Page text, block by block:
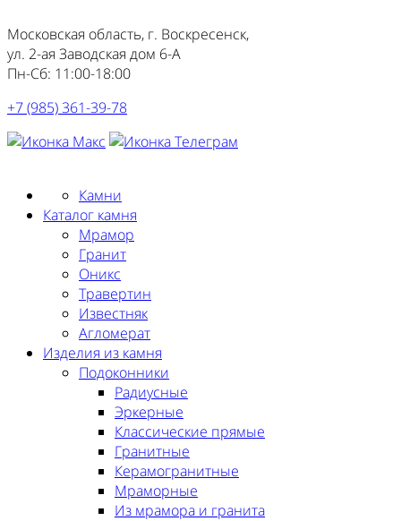
Московская область, г. Воскресенск,
ул. 2-ая Заводская дом 6-А
Пн-Сб: 11:00-18:00
+7 (985) 361-39-78
Камни
Каталог камня
Мрамор
Гранит
Оникс
Травертин
Известняк
Агломерат
Изделия из камня
Подоконники
Радиусные
Эркерные
Классические прямые
Гранитные
Керамогранитные
Мраморные
Из мрамора и гранита